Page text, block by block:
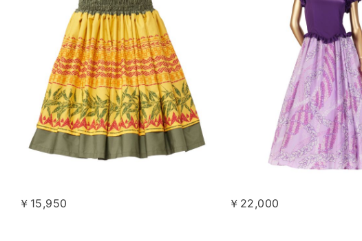
￥15,950 ￥22,000